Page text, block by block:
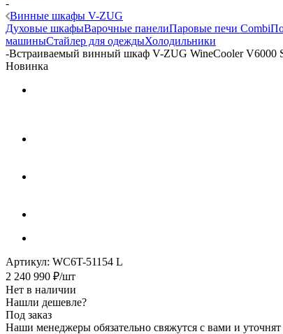
-
Винные шкафы V-ZUG
Духовые шкафыВарочные панелиПаровые печи Combi
машиныСтайлер для одеждыХолодильники
-Встраиваемый винный шкаф V-ZUG WineCooler V6000
Новинка
Артикул: WC6T-51154 L
2 240 990 ₽/шт
Нет в наличии
Нашли дешевле?
Под заказ
Наши менеджеры обязательно свяжутся с вами и уточнят